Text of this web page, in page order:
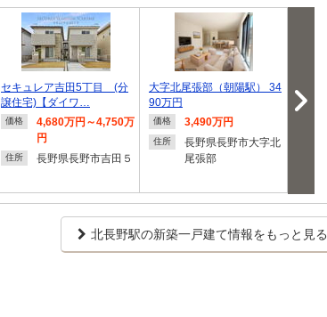
セキュレア吉田5丁目 (分
譲住宅)【ダイワ…
価格
4,680万円～4,750万
円
住所 長野県長野市吉田５
大字北尾張部（朝陽駅） 34
90万円
価格 3,490万円
住所
長野県長野市大字北
尾張部
90万円
北長野駅の新築一戸建て情報をもっと見る